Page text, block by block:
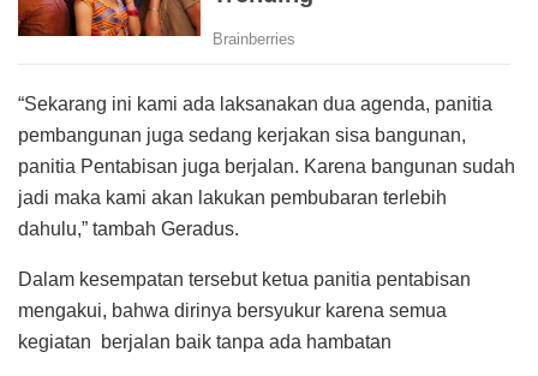
“Sekarang ini kami ada laksanakan dua agenda, panitia
pembangunan juga sedang kerjakan sisa bangunan,
panitia Pentabisan juga berjalan. Karena bangunan sudah
jadi maka kami akan lakukan pembubaran terlebih
dahulu,” tambah Geradus.
Dalam kesempatan tersebut ketua panitia pentabisan
mengakui, bahwa dirinya bersyukur karena semua
kegiatan berjalan baik tanpa ada hambatan